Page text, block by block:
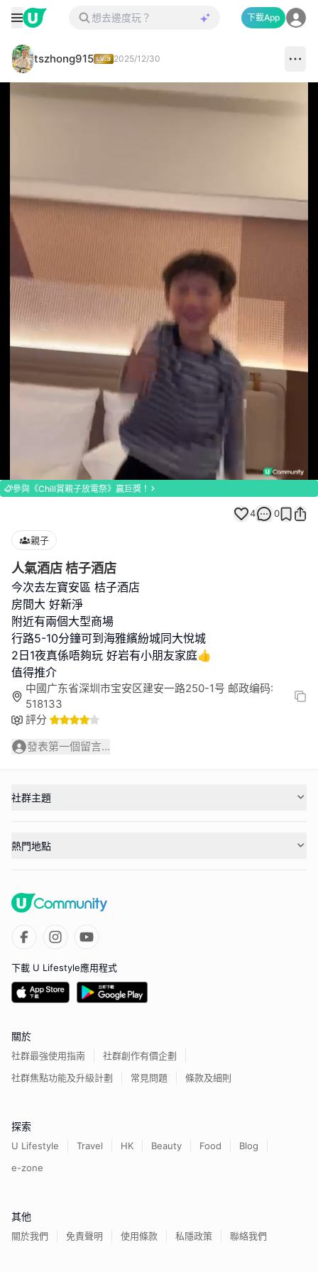
下載App
tszhong915 2025/12/30
Loaded
100.00%
Unmute
參與《Chill賞親子放電祭》贏巨獎！
4 0
親子
人氣酒店 桔子酒店
今次去左寶安區 桔子酒店
房間大 好新淨
附近有兩個大型商場
行路5-10分鐘可到海雅繽紛城同大悅城
2日1夜真係唔夠玩 好岩有小朋友家庭👍
中國广东省深圳市宝安区建安一路250-1号 邮政编码:
518133
評分
發表第一個留言...
社群主題
熱門地點
下載 U Lifestyle應用程式
關於
社群最強使用指南
社群創作有價企劃
社群焦點功能及升級計劃
常見問題 條款及細則
探索
U Lifestyle Travel HK Beauty Food
Blog
e-zone
其他
關於我們 免責聲明 使用條款 私隱政策 聯絡我們